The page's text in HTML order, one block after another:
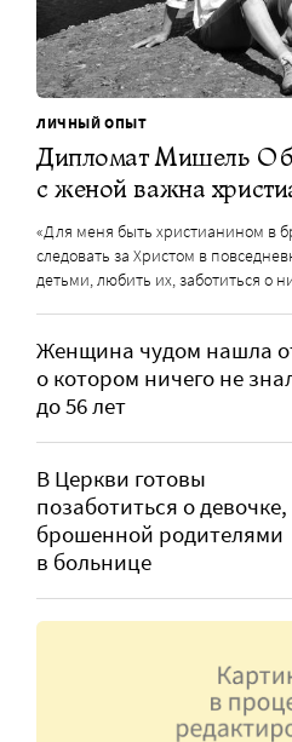
ЛИЧНЫЙ ОПЫТ
Дипломат Мишель
с женой важна
«Для меня быть христианином в
следовать за Христом в
детьми, любить их, заботиться о
Женщина чудом нашла
о котором ничего не
до 56 лет
В Церкви готовы
позаботиться о девочке,
брошенной родителями
в больнице